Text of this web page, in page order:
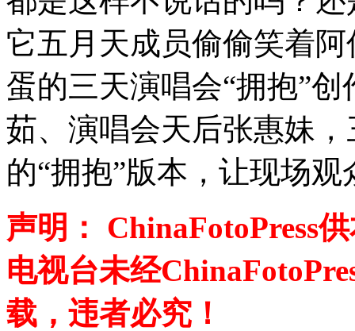
它五月天成员偷偷笑着
蛋的三天演唱会“拥抱”
茹、演唱会天后张惠妹
的“拥抱”版本，让现场
声明： ChinaFotoPress
电视台未经
载，违者必究！